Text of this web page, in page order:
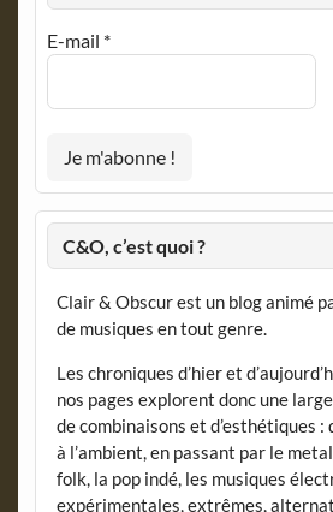
E-mail *
C&O, c’est quoi ?
Clair & Obscur est un blog animé
de musiques en tout genre.
Les chroniques d’hier et
nos pages explorent donc une
de combinaisons et d’esthétiques
à l’ambient, en passant par le
folk, la pop indé, les musiques
expérimentales, extrêmes,